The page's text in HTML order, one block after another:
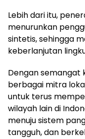
Lebih dari itu,
menurunkan
sintetis, sehingga
keberlanjutan
Dengan semangat
berbagai mitra
untuk terus
wilayah lain di
menuju sistem
tangguh, dan